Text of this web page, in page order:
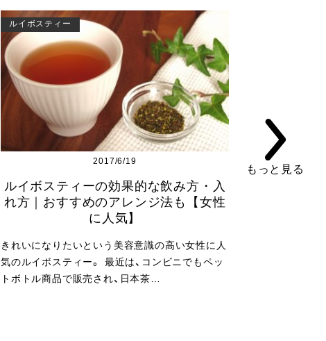
ルイボスティー
2017/6/19
ルイボスティーの効果的な飲み方・入
れ方｜おすすめのアレンジ法も【女性
に人気】
きれいになりたいという美容意識の高い女性に人
気のルイボスティー。 最近は、コンビニでもペッ
トボトル商品で販売され、日本茶…
もっと見る